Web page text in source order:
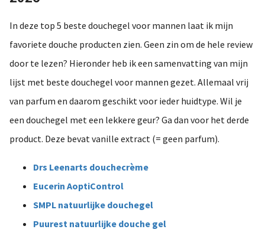
In deze top 5 beste douchegel voor mannen laat ik mijn
favoriete douche producten zien. Geen zin om de hele review
door te lezen? Hieronder heb ik een samenvatting van mijn
lijst met beste douchegel voor mannen gezet. Allemaal vrij
van parfum en daarom geschikt voor ieder huidtype. Wil je
een douchegel met een lekkere geur? Ga dan voor het derde
product. Deze bevat vanille extract (= geen parfum).
Drs Leenarts douchecrème
Eucerin AoptiControl
SMPL natuurlijke douchegel
Puurest natuurlijke douche gel
gebruikt
te
Hierdoor
website-
van